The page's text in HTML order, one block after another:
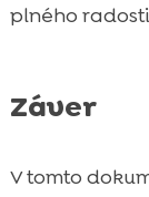
plného
Záver
V tomto